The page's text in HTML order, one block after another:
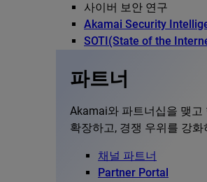
사이버 보안 연구
Akamai Security
SOTI(State of the
파트너
Akamai와 파트너십을 맺고
확장하고, 경쟁 우위를 강화
채널 파트너
Partner Portal